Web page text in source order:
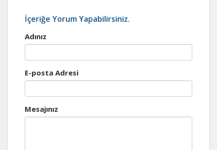
İçeriğe Yorum Yapabilirsiniz.
Adınız
E-posta Adresi
Mesajınız